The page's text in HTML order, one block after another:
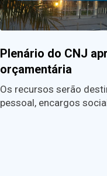
Plenário do CNJ
orçamentária
Os recursos serão
pessoal, encargos